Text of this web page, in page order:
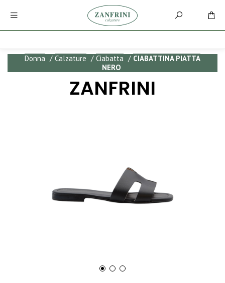
Donna / Calzature / Ciabatta / CIABATTINA PIATTA
NERO
ZANFRINI